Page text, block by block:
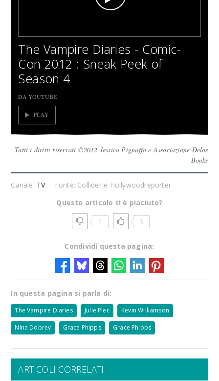
The Vampire Diaries - Comic-
Con 2012 : Sneak Peek of
Season 4
DA YOUTUBE
PLAY
Tutti i diritti riservati ©2012 Jessica Pignaffo e Associazione Delos
Books
Canale: TV
Fonte: Collider e Hollywoodreporter
Questo articolo ti è piaciuto?
2 3
Condividi questa pagina:
In questa pagina si parla di:
The Vampire Diaries Julie Plec Kevin Williamson
Nina Dobrev Grace Phipps Grace Phipps
ARTICOLI CORRELATI